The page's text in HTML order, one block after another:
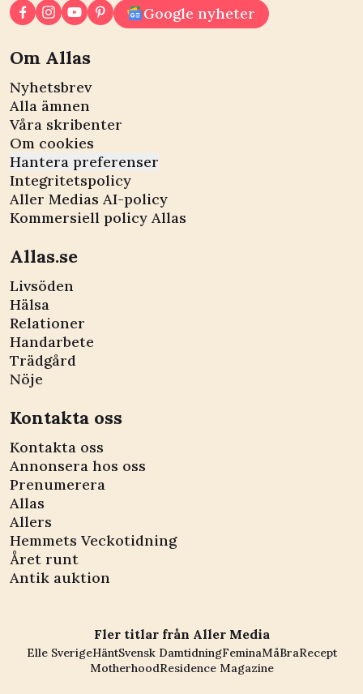
Google nyheter
Om Allas
Nyhetsbrev
Alla ämnen
Våra skribenter
Om cookies
Hantera preferenser
Integritetspolicy
Aller Medias AI-policy
Kommersiell policy Allas
Allas.se
Livsöden
Hälsa
Relationer
Handarbete
Trädgård
Nöje
Kontakta oss
Kontakta oss
Annonsera hos oss
Prenumerera
Allas
Allers
Hemmets Veckotidning
Året runt
Antik auktion
Fler titlar från Aller Media
Elle SverigeHäntSvensk DamtidningFeminaMåBraRecept
MotherhoodResidence Magazine